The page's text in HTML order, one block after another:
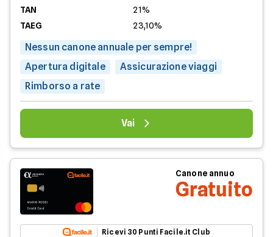
TAN
21%
TAEG
23,10%
Nessun canone annuale per sempre!
Apertura digitale
Assicurazione viaggi
Rimborso a rate
Vai
Canone annuo
Gratuito
Ricevi 30 Punti Facile.it Club